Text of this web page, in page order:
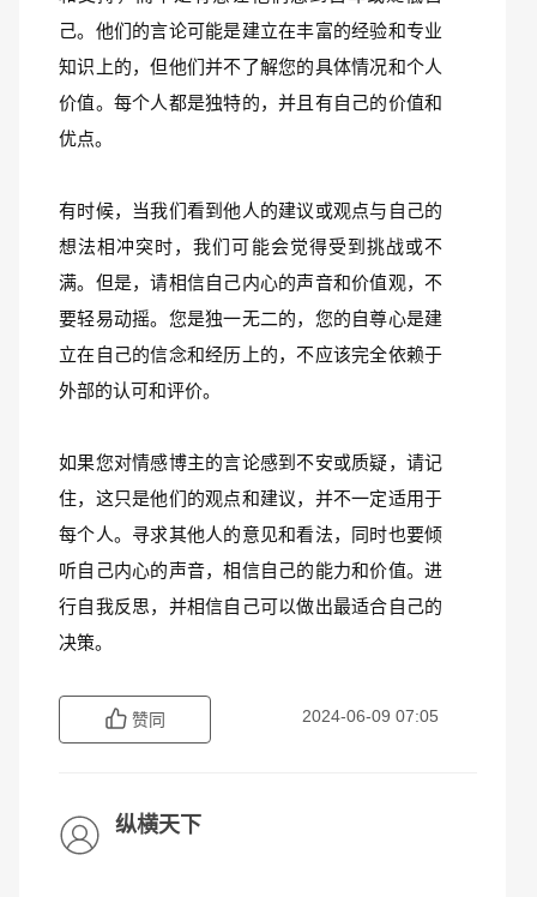
己。他们的言论可能是建立在丰富的经验和专业
知识上的，但他们并不了解您的具体情况和个人
价值。每个人都是独特的，并且有自己的价值和
优点。
有时候，当我们看到他人的建议或观点与自己的
想法相冲突时，我们可能会觉得受到挑战或不
满。但是，请相信自己内心的声音和价值观，不
要轻易动摇。您是独一无二的，您的自尊心是建
立在自己的信念和经历上的，不应该完全依赖于
外部的认可和评价。
如果您对情感博主的言论感到不安或质疑，请记
住，这只是他们的观点和建议，并不一定适用于
每个人。寻求其他人的意见和看法，同时也要倾
听自己内心的声音，相信自己的能力和价值。进
行自我反思，并相信自己可以做出最适合自己的
决策。
赞同 2024-06-09 07:05
纵横天下